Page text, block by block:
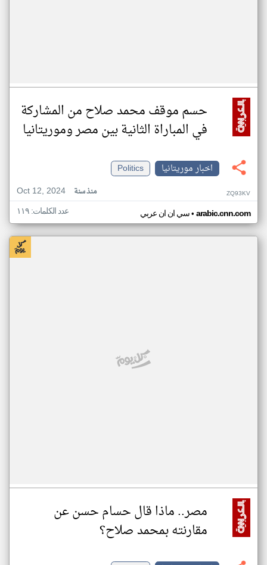
حسم موقف محمد صلاح من المشاركة
في المباراة الثانية بين مصر وموريتانيا
اخبار موريتانيا
Politics
Oct 12, 2024
منذ سنة ZQ93KV
سي ان ان عربي• arabic.cnn.com عدد الكلمات: ١١٩
مصر.. ماذا قال حسام حسن عن
مقارنته بمحمد صلاح؟